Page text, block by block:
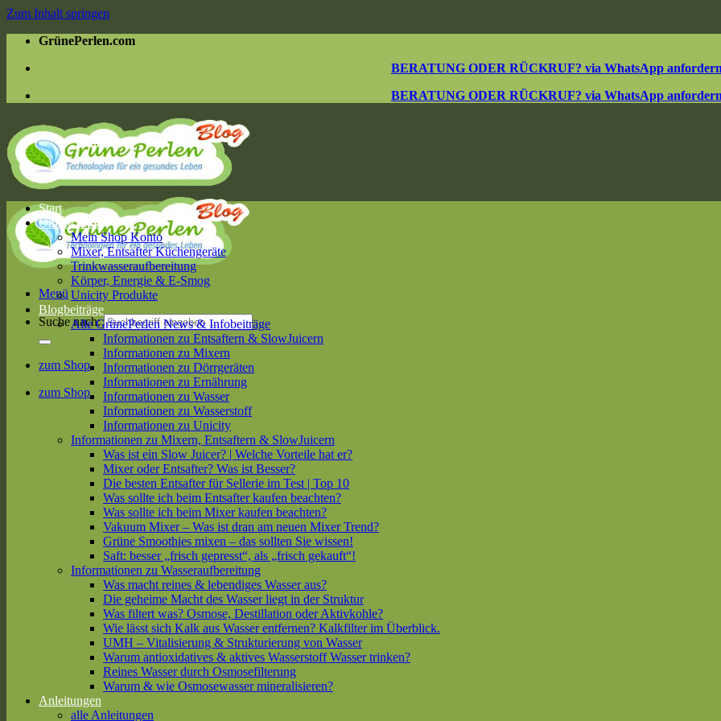
Zum Inhalt springen
GrünePerlen.com
BERATUNG ODER RÜCKRUF? via WhatsApp
BERATUNG ODER RÜCKRUF? via WhatsApp
Menü
Suche nach:
zum Shop
zum Shop
Start
Online Shop
Mein Shop Konto
Mixer, Entsafter Küchengeräte
Trinkwasseraufbereitung
Körper, Energie & E-Smog
Unicity Produkte
Blogbeiträge
Alle GrünePerlen News & Infobeiträge
Informationen zu Entsaftern & SlowJuicern
Informationen zu Mixern
Informationen zu Dörrgeräten
Informationen zu Ernährung
Informationen zu Wasser
Informationen zu Wasserstoff
Informationen zu Unicity
Informationen zu Mixern, Entsaftern & SlowJuicern
Was ist ein Slow Juicer? | Welche Vorteile hat er?
Mixer oder Entsafter? Was ist Besser?
Die besten Entsafter für Sellerie im Test | Top 10
Was sollte ich beim Entsafter kaufen beachten?
Was sollte ich beim Mixer kaufen beachten?
Vakuum Mixer – Was ist dran am neuen Mixer Trend?
Grüne Smoothies mixen – das sollten Sie wissen!
Saft: besser „frisch gepresst“, als „frisch gekauft“!
Informationen zu Wasseraufbereitung
Was macht reines & lebendiges Wasser aus?
Die geheime Macht des Wasser liegt in der Struktur
Was filtert was? Osmose, Destillation oder Aktivkohle?
Wie lässt sich Kalk aus Wasser entfernen? Kalkfilter im Überblick.
UMH – Vitalisierung & Strukturierung von Wasser
Warum antioxidatives & aktives Wasserstoff Wasser trinken?
Reines Wasser durch Osmosefilterung
Warum & wie Osmosewasser mineralisieren?
Anleitungen
alle Anleitungen